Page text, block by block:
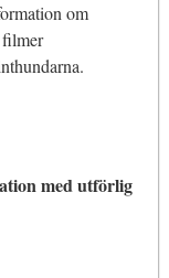
om
med utförlig